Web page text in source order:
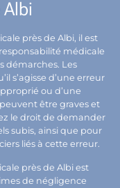
près de Albi, il est
médicale
démarches. Les
s’agisse d’une erreur
ou d’une
être graves et
le droit de demander
subis, ainsi que pour
liés à cette erreur.
près de Albi est
de négligence